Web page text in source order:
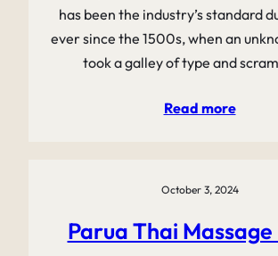
has been the industry’s standard
ever since the 1500s, when an
took a galley of type and
Read more
October 3, 2024
Parua Thai